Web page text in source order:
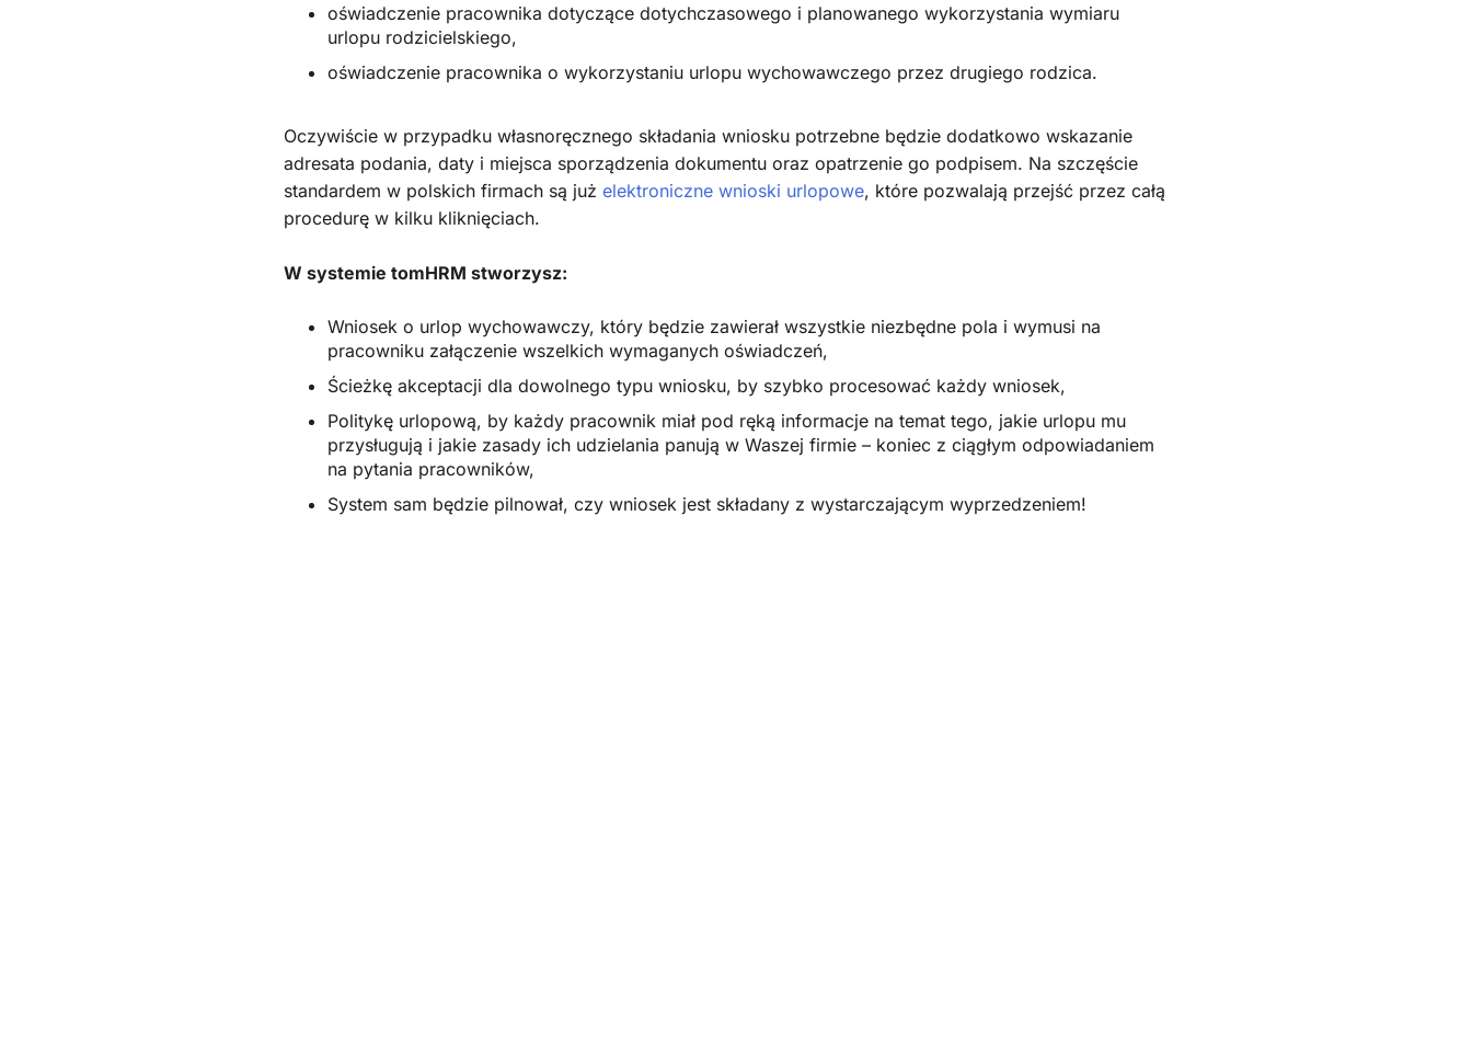
oświadczenie pracownika dotyczące dotychczasowego i planowanego wykorzystania wymiaru
urlopu rodzicielskiego,
oświadczenie pracownika o wykorzystaniu urlopu wychowawczego przez drugiego rodzica.
Oczywiście w przypadku własnoręcznego składania wniosku potrzebne będzie dodatkowo wskazanie
adresata podania, daty i miejsca sporządzenia dokumentu oraz opatrzenie go podpisem. Na szczęście
standardem w polskich firmach są jużelektroniczne wnioski urlopowe, które pozwalają przejść przez całą
procedurę w kilku kliknięciach.
W systemie tomHRM stworzysz:
Wniosek o urlop wychowawczy, który będzie zawierał wszystkie niezbędne pola i wymusi na
pracowniku załączenie wszelkich wymaganych oświadczeń,
Ścieżkę akceptacji dla dowolnego typu wniosku, by szybko procesować każdy wniosek,
Politykę urlopową, by każdy pracownik miał pod ręką informacje na temat tego, jakie urlopu mu
przysługują i jakie zasady ich udzielania panują w Waszej firmie – koniec z ciągłym odpowiadaniem
na pytania pracowników,
System sam będzie pilnował, czy wniosek jest składany z wystarczającym wyprzedzeniem!